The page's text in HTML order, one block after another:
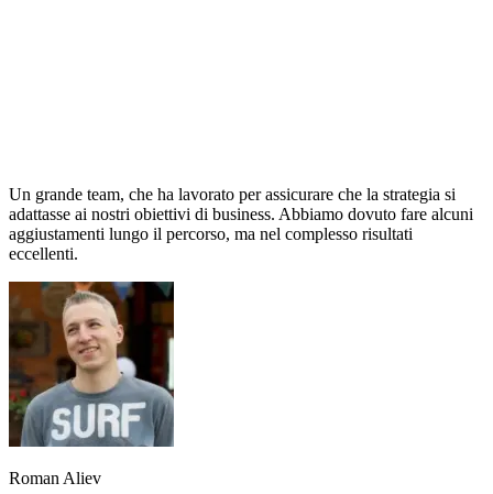
Un grande team, che ha lavorato per assicurare che la strategia si
adattasse ai nostri obiettivi di business. Abbiamo dovuto fare alcuni
aggiustamenti lungo il percorso, ma nel complesso risultati
eccellenti.
Roman Aliev